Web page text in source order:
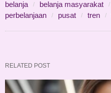
belanja belanja masyarakat
perbelanjaan
pusat tren
RELATED POST